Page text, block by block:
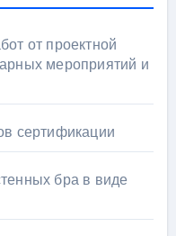
от проектной
мероприятий и
сертификации
бра в виде